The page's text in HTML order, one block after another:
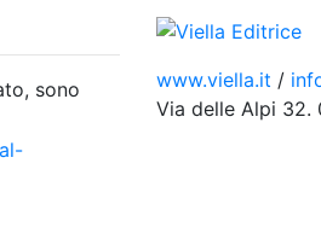
sono
www.viella.it /
Via delle Alpi 32.